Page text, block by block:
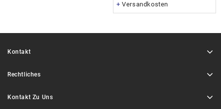
+Versandkosten
Kontakt
Rechtliches
Kontakt Zu Uns